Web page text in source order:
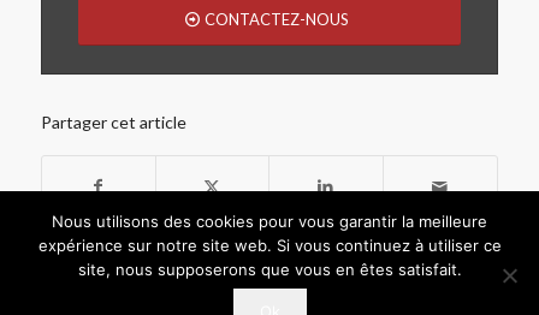
CONTACTEZ-NOUS
Partager cet article
Nous utilisons des cookies pour vous garantir la meilleure
expérience sur notre site web. Si vous continuez à utiliser ce
site, nous supposerons que vous en êtes satisfait.